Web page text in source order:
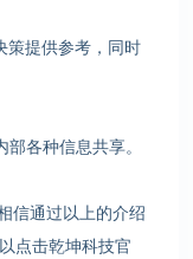
提供参考，同时
各种信息共享。
通过以上的介绍
点击乾坤科技官